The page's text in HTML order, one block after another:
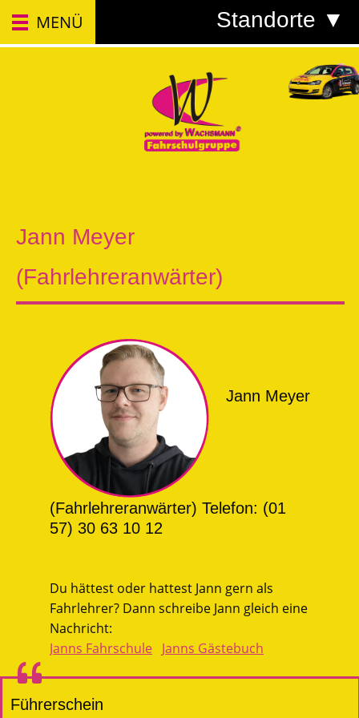
MENÜ Standorte ▼
Jann Meyer
(Fahrlehreranwärter)
Jann Meyer
(Fahrlehreranwärter) Telefon: (01
57) 30 63 10 12
Du hättest oder hattest Jann gern als
Fahrlehrer? Dann schreibe Jann gleich eine
Nachricht:
Janns Fahrschule
Janns Gästebuch
Führerschein